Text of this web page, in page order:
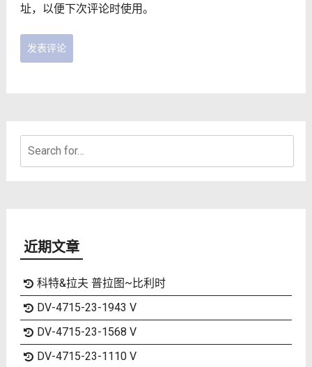
址，以便下次评论时使用。
近期文章
科特&拉夫 普拉图~比利时
DV-4715-23-1943 V
DV-4715-23-1568 V
DV-4715-23-1110 V